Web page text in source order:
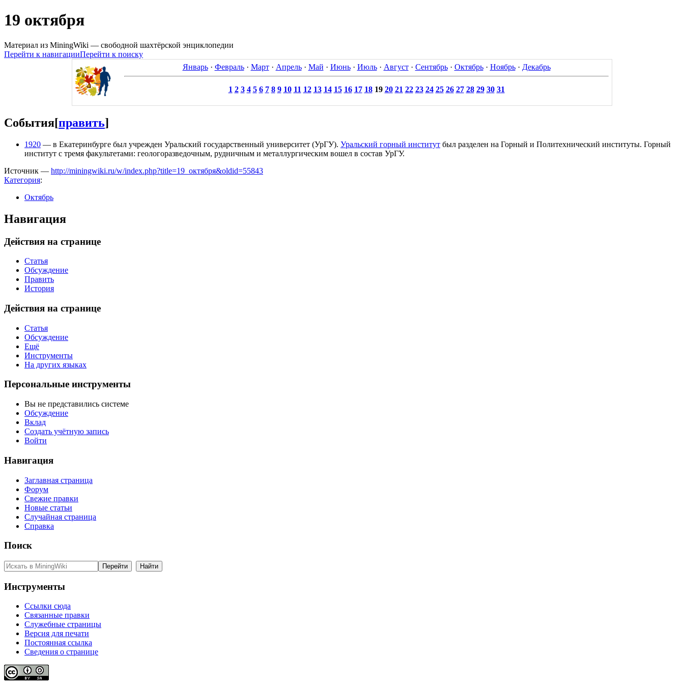
19 октября
Материал из MiningWiki — свободной шахтёрской энциклопедии
Перейти к навигацииПерейти к поиску
Январь· Февраль· Март· Апрель· Май · Июнь· Июль· Август· Сентябрь· Октябрь· Ноябрь· Декабрь
1 2 3 4 5 6 7 8 9 10 11 12 13 14 15 16 17 18 19 20 21 22 23 24 25 26 27 28 29 30 31
События[править]
1920 — в Екатеринбурге был учрежден Уральский государственный университет (УрГУ). Уральский горный институт был разделен на Горный и Политехнический институты. Горный
институт с тремя факультетами: геологоразведочным, рудничным и металлургическим вошел в состав УрГУ.
Источник — http://miningwiki.ru/w/index.php?title=19_октября&oldid=55843
Категория:
Октябрь
Навигация
Действия на странице
Статья
Обсуждение
Править
История
Действия на странице
Статья
Обсуждение
Ещё
Инструменты
На других языках
Персональные инструменты
Вы не представились системе
Обсуждение
Вклад
Создать учётную запись
Войти
Навигация
Заглавная страница
Форум
Свежие правки
Новые статьи
Случайная страница
Справка
Поиск
Инструменты
Ссылки сюда
Связанные правки
Служебные страницы
Версия для печати
Постоянная ссылка
Сведения о странице